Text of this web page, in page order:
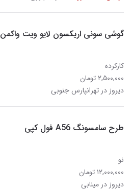
گوشی سونی اریکسون لایو ویت واکمن
کارکرده
۲,۵۰۰,۰۰۰ تومان
دیروز در تهرانپارس جنوبی
طرح سامسونگ A56 فول کپی
نو
۱۲,۰۰۰,۰۰۰ تومان
دیروز در مینابی